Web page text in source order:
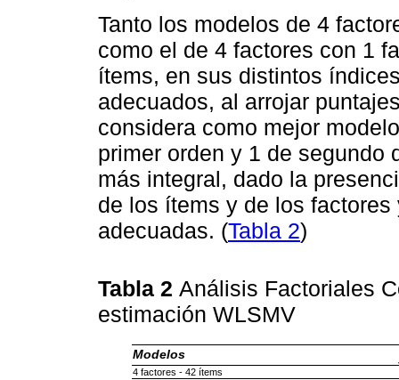
Tanto los modelos de 4
como el de 4 factores con 1
ítems, en sus distintos
adecuados, al arrojar
considera como mejor
primer orden y 1 de segundo
más integral, dado la
de los ítems y de los
adecuadas. (Tabla 2)
Tabla 2 Análisis Factoriales
estimación WLSMV
Modelos
4 factores - 42 ítems